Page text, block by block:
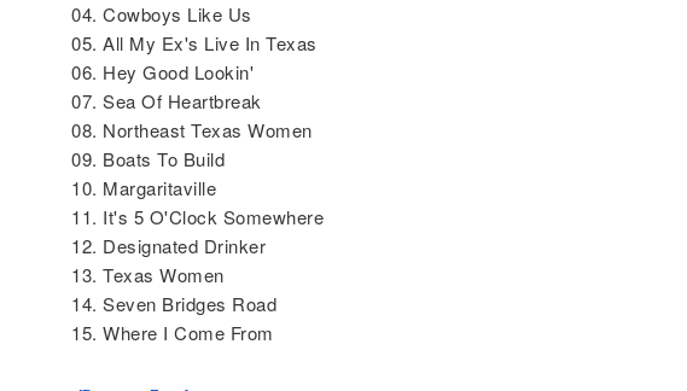
04. Cowboys Like Us
05. All My Ex's Live In Texas
06. Hey Good Lookin'
07. Sea Of Heartbreak
08. Northeast Texas Women
09. Boats To Build
10. Margaritaville
11. It's 5 O'Clock Somewhere
12. Designated Drinker
13. Texas Women
14. Seven Bridges Road
15. Where I Come From